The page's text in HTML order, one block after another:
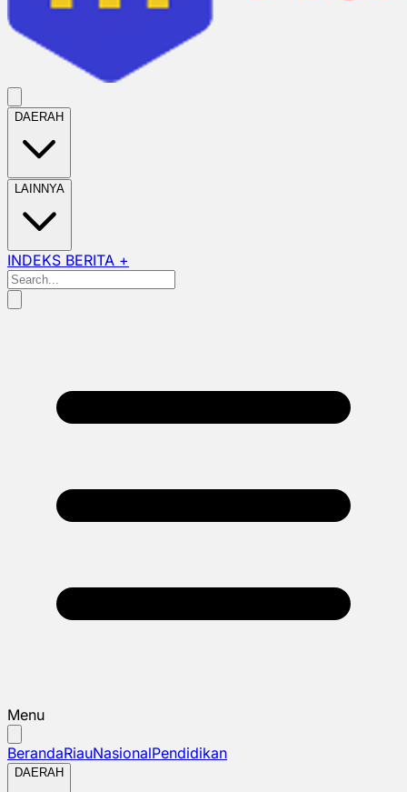
DAERAH
LAINNYA
INDEKS BERITA +
Menu
BerandaRiauNasionalPendidikan
DAERAH